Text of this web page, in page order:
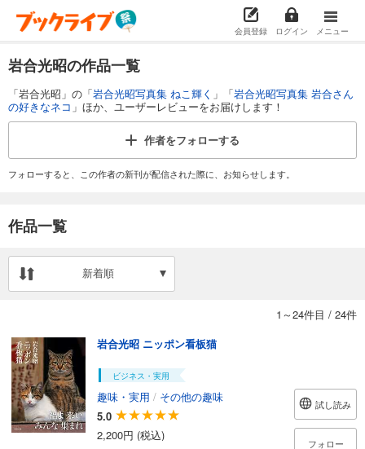
会員登録 ログイン メニュー
岩合光昭の作品一覧
「岩合光昭」の「岩合光昭写真集 ねこ輝く 」「岩合光昭写真集 岩合さん
の好きなネコ 」ほか、ユーザーレビューをお届けします！
作者をフォローする
フォローすると、この作者の新刊が配信された際に、お知らせします。
作品一覧
新着順
1～24件目 / 24件
岩合光昭 ニッポン看板猫
ビジネス・実用
趣味・実用 / その他の趣味
5.0
2,200円 (税込)
試し読み
フォロー